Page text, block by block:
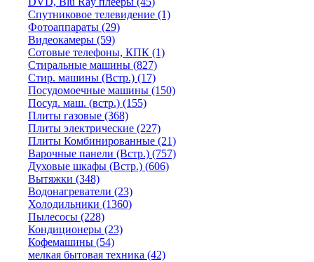
Спутниковое телевидение (1)
Фотоаппараты (29)
Видеокамеры (59)
Сотовые телефоны, КПК (1)
Стиральные машины (827)
Стир. машины (Встр.) (17)
Посудомоечные машины (150)
Посуд. маш. (встр.) (155)
Плиты газовые (368)
Плиты электрические (227)
Плиты Комбинированные (21)
Варочные панели (Встр.) (757)
Духовые шкафы (Встр.) (606)
Вытяжки (348)
Водонагреватели (23)
Холодильники (1360)
Пылесосы (228)
Кондиционеры (23)
Кофемашины (54)
мелкая бытовая техника (42)